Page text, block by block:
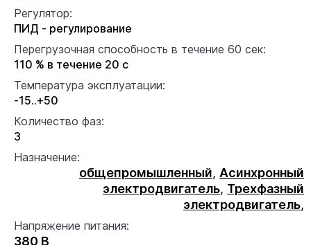
Регулятор:
ПИД - регулирование
Перегрузочная способность в течение 60 сек:
110 % в течение 20 с
Температура эксплуатации:
-15..+50
Количество фаз:
3
Назначение:
общепромышленный, Асинхронный
электродвигатель, Трехфазный
электродвигатель,
Напряжение питания:
380 В